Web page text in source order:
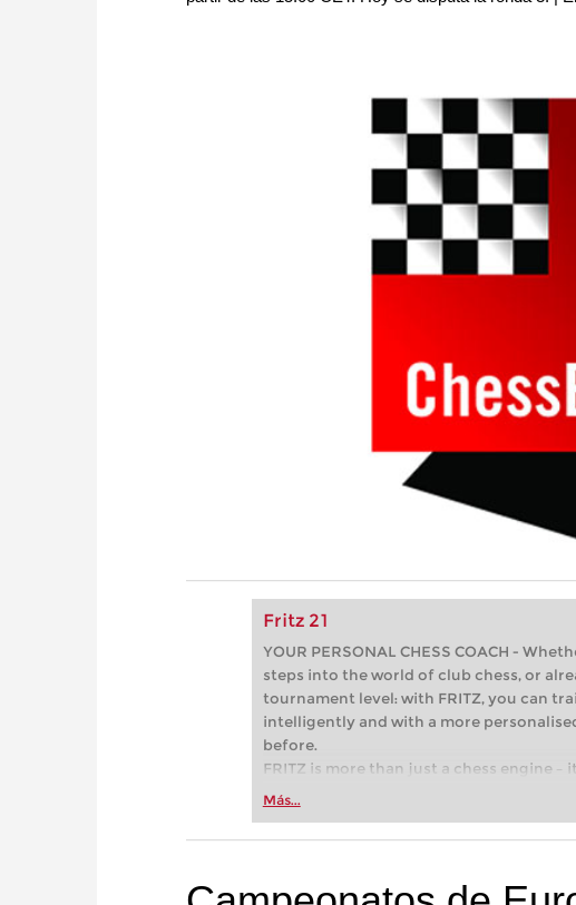
Fritz 21
YOUR PERSONAL CHESS COACH -
steps into the world of club chess, or
tournament level: with FRITZ, you can
intelligently and with a more
before.
FRITZ is more than just a chess engine –
Whether you’re taking your first steps
more efficiently, intelligently and with a
Más...